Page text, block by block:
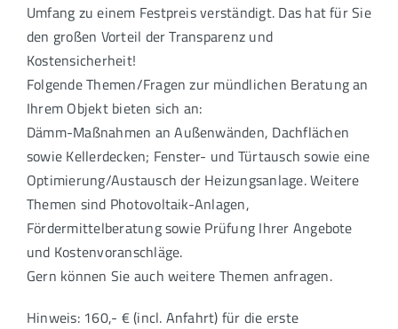
Umfang zu einem Festpreis verständigt. Das hat für Sie
den großen Vorteil der Transparenz und
Kostensicherheit!
Folgende Themen/Fragen zur mündlichen Beratung an
Ihrem Objekt bieten sich an:
Dämm-Maßnahmen an Außenwänden, Dachflächen
sowie Kellerdecken; Fenster- und Türtausch sowie eine
Optimierung/Austausch der Heizungsanlage. Weitere
Themen sind Photovoltaik-Anlagen,
Fördermittelberatung sowie Prüfung Ihrer Angebote
und Kostenvoranschläge.
Gern können Sie auch weitere Themen anfragen.
Hinweis: 160,- € (incl. Anfahrt) für die erste